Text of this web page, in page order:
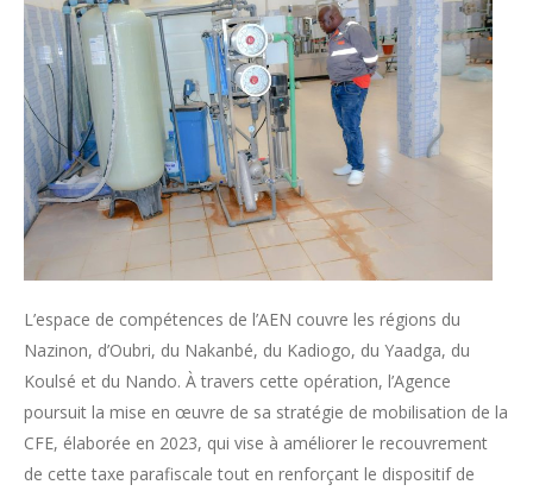
L’espace de compétences de l’AEN couvre les régions du
Nazinon, d’Oubri, du Nakanbé, du Kadiogo, du Yaadga, du
Koulsé et du Nando. À travers cette opération, l’Agence
poursuit la mise en œuvre de sa stratégie de mobilisation de la
CFE, élaborée en 2023, qui vise à améliorer le recouvrement
de cette taxe parafiscale tout en renforçant le dispositif de